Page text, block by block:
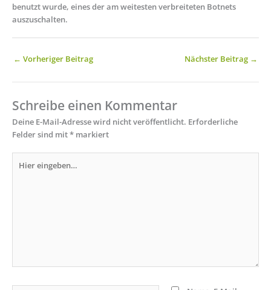
benutzt wurde, eines der am weitesten verbreiteten Botnets
auszuschalten.
← Vorheriger Beitrag Nächster Beitrag →
Schreibe einen Kommentar
Deine E-Mail-Adresse wird nicht veröffentlicht. Erforderliche
Felder sind mit* markiert
eingeben…